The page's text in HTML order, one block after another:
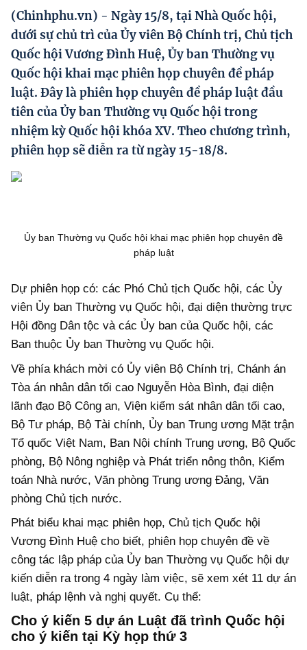
Phát triển kinh tế tư nhân và doanh nghiệp dân tộc
Ocop và chuỗi giá trị Nông sản
Kinh tế tư nhân
Doanh nghiệp dân tộc
Khác
Video
Photo
(Chinhphu.vn) - Ngày 15/8, tại Nhà Quốc hội,
dưới sự chủ trì của Ủy viên Bộ Chính trị, Chủ tịch
Quốc hội Vương Đình Huệ, Ủy ban Thường vụ
Quốc hội khai mạc phiên họp chuyên đề pháp
luật. Đây là phiên họp chuyên đề pháp luật đầu
tiên của Ủy ban Thường vụ Quốc hội trong
nhiệm kỳ Quốc hội khóa XV. Theo chương trình,
phiên họp sẽ diễn ra từ ngày 15-18/8.
Ủy ban Thường vụ Quốc hội khai mạc phiên họp chuyên đề
pháp luật
Dự phiên họp có: các Phó Chủ tịch Quốc hội, các Ủy
viên Ủy ban Thường vụ Quốc hội, đại diện thường trực
Hội đồng Dân tộc và các Ủy ban của Quốc hội, các
Ban thuộc Ủy ban Thường vụ Quốc hội.
Về phía khách mời có Ủy viên Bộ Chính trị, Chánh án
Tòa án nhân dân tối cao Nguyễn Hòa Bình, đại diện
lãnh đạo Bộ Công an, Viện kiểm sát nhân dân tối cao,
Bộ Tư pháp, Bộ Tài chính, Ủy ban Trung ương Mặt trận
Tổ quốc Việt Nam, Ban Nội chính Trung ương, Bộ Quốc
phòng, Bộ Nông nghiệp và Phát triển nông thôn, Kiểm
toán Nhà nước, Văn phòng Trung ương Đảng, Văn
phòng Chủ tịch nước.
Phát biểu khai mạc phiên họp, Chủ tịch Quốc hội
Vương Đình Huệ cho biết, phiên họp chuyên đề về
công tác lập pháp của Ủy ban Thường vụ Quốc hội dự
kiến diễn ra trong 4 ngày làm việc, sẽ xem xét 11 dự án
luật, pháp lệnh và nghị quyết. Cụ thể:
Cho ý kiến 5 dự án Luật đã trình Quốc hội
cho ý kiến tại Kỳ họp thứ 3